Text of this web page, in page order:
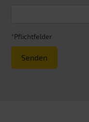
*Pflichtfelder
Senden